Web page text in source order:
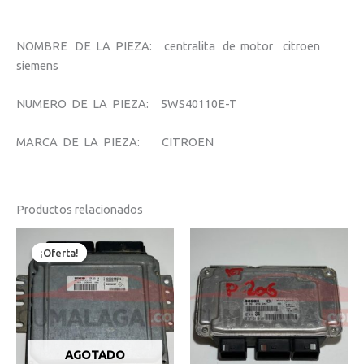
NOMBRE DE LA PIEZA: centralita de motor citroen
siemens
NUMERO DE LA PIEZA: 5WS40110E-T
MARCA DE LA PIEZA: CITROEN
Productos relacionados
¡Oferta!
AGOTADO
¡Oferta!
precio
original
era:
150,00€.
precio
actual
es:
145,00€.